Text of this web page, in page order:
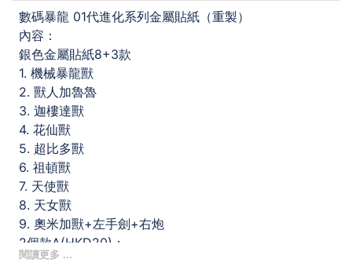
數碼暴龍 01代進化系列金屬貼紙（重製）
內容：
銀色金屬貼紙8+3款
1. 機械暴龍獸
2. 獸人加魯魯
3. 迦樓達獸
4. 花仙獸
5. 超比多獸
6. 祖頓獸
7. 天使獸
8. 天女獸
9. 奧米加獸+左手劍+右炮
2個款A(HKD20)：
10. 機械暴龍獸